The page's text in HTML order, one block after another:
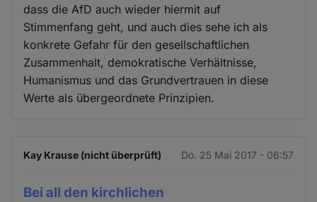
dass die AfD auch wieder hiermit auf
Stimmenfang geht, und auch dies sehe ich als
konkrete Gefahr für den gesellschaftlichen
Zusammenhalt, demokratische Verhältnisse,
Humanismus und das Grundvertrauen in diese
Werte als übergeordnete Prinzipien.
Kay Krause (nicht überprüft) Do. 25 Mai 2017 - 06:57
Bei all den kirchlichen